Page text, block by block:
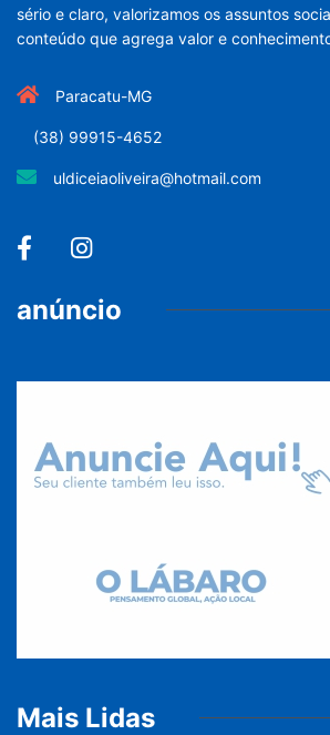
sério e claro, valorizamos os assuntos
conteúdo que agrega valor e
Paracatu-MG
(38) 99915-4652
uldiceiaoliveira@hotmail.com
anúncio
Mais Lidas